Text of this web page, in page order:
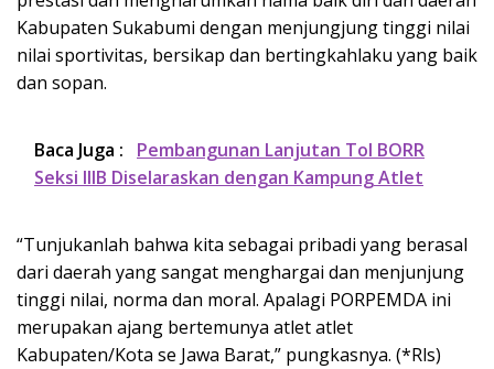
Kabupaten Sukabumi dengan menjungjung tinggi nilai
nilai sportivitas, bersikap dan bertingkahlaku yang baik
dan sopan.
Baca Juga :
Pembangunan Lanjutan Tol BORR
Seksi IIIB Diselaraskan dengan Kampung Atlet
“Tunjukanlah bahwa kita sebagai pribadi yang berasal
dari daerah yang sangat menghargai dan menjunjung
tinggi nilai, norma dan moral. Apalagi PORPEMDA ini
merupakan ajang bertemunya atlet atlet
Kabupaten/Kota se Jawa Barat,” pungkasnya. (*Rls)